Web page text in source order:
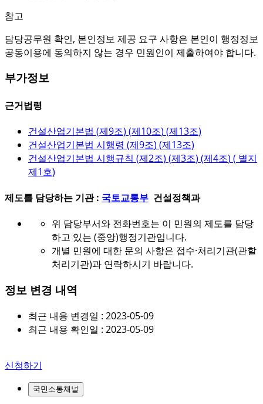
참고
담당공무원 확인, 본인정보 제공 요구 사항은 본인이 행정정보
공동이용에 동의하지 않는 경우 민원인이 제출하여야 합니다.
부가정보
근거법령
건설산업기본법 (제9조) (제10조) (제13조)
건설산업기본법 시행령 (제9조) (제13조)
건설산업기본법 시행규칙 (제2조) (제3조) (제4조) ( 별지
제1호)
제도를 담당하는 기관 : 국토교통부 건설정책과
위 담당부서와 전화번호는 이 민원의 제도를 담당
하고 있는 (중앙)행정기관입니다.
개별 민원에 대한 문의 사항은 접수·처리기관(관할
처리기관)과 연락하시기 바랍니다.
정보 변경 내역
최근 내용 변경일 : 2023-05-09
최근 내용 확인일 : 2023-05-09
신청하기
국민소통채널